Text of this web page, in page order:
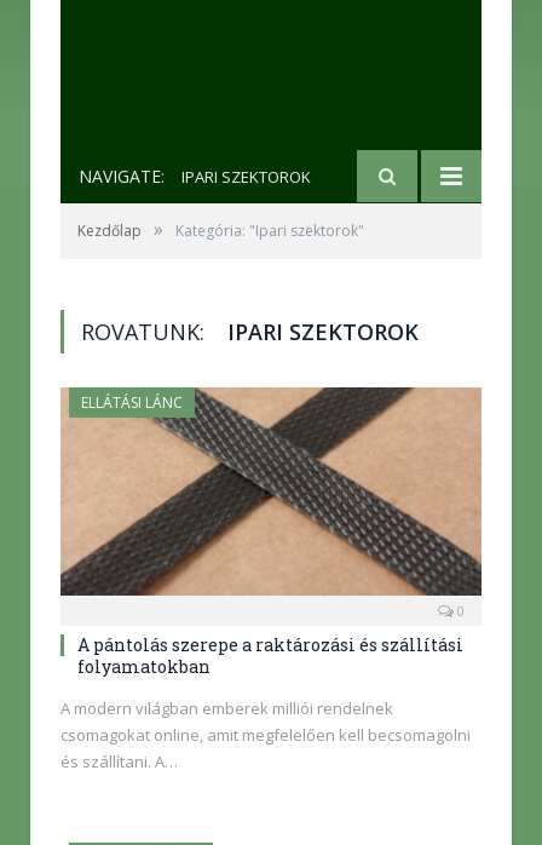
NAVIGATE: IPARI SZEKTOROK
Kezdőlap » Kategória: "Ipari szektorok"
ROVATUNK: IPARI SZEKTOROK
ELLÁTÁSI LÁNC
0
A pántolás szerepe a raktározási és szállítási
folyamatokban
A modern világban emberek milliói rendelnek
csomagokat online, amit megfelelően kell becsomagolni
és szállítani. A…